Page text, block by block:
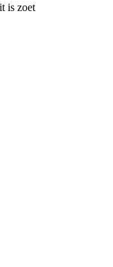
is zoet